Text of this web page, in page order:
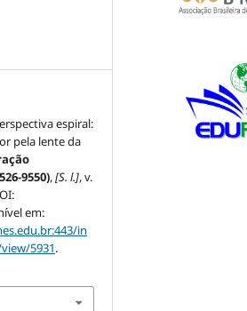
espiral:
pela lente da
9550),[S. l.], v.
em:
in
5931.